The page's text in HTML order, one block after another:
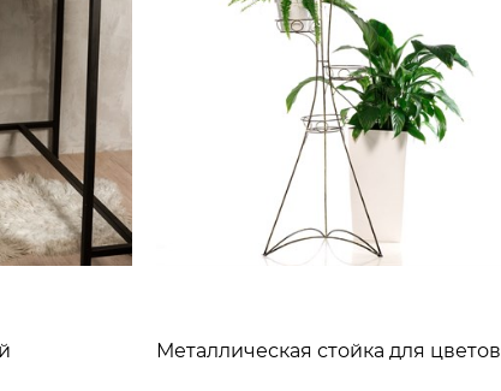
Металлическая стойка для цветов